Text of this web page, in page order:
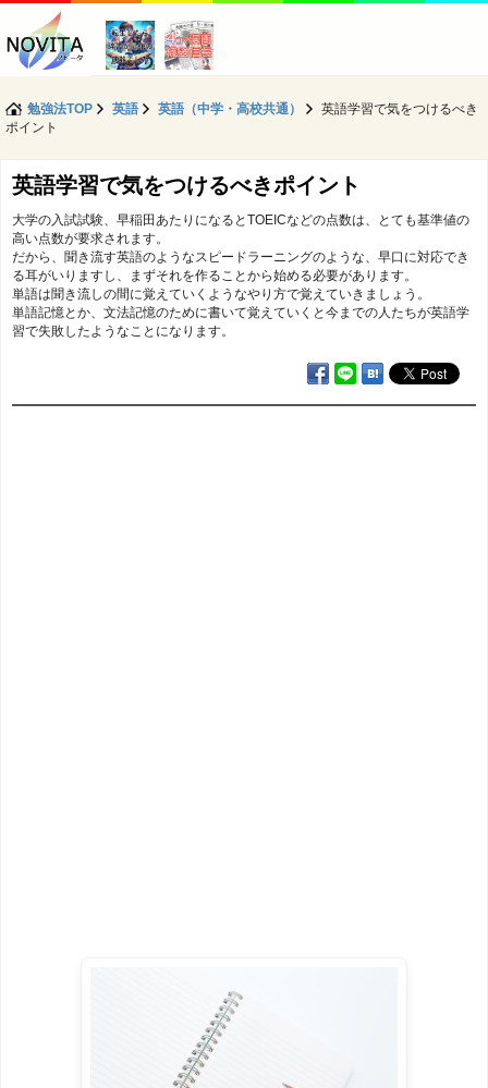
勉強法TOP 英語 英語（中学・高校共通）
英語学習で気をつけるべき
ポイント
英語学習で気をつけるべきポイント
大学の入試試験、早稲田あたりになるとTOEICなどの点数は、とても基準値の
高い点数が要求されます。
だから、聞き流す英語のようなスピードラーニングのような、早口に対応でき
る耳がいりますし、まずそれを作ることから始める必要があります。
単語は聞き流しの間に覚えていくようなやり方で覚えていきましょう。
単語記憶とか、文法記憶のために書いて覚えていくと今までの人たちが英語学
習で失敗したようなことになります。